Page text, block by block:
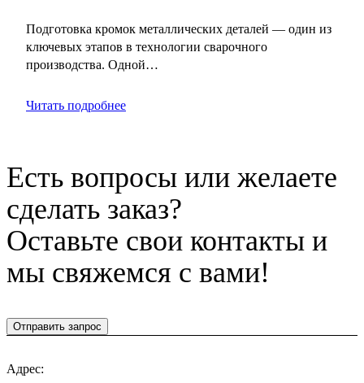
Подготовка кромок металлических деталей — один из
ключевых этапов в технологии сварочного
производства. Одной…
Читать подробнее
Есть вопросы или желаете
сделать заказ?
Оставьте свои контакты и
мы свяжемся с вами!
Отправить запрос
Адрес: